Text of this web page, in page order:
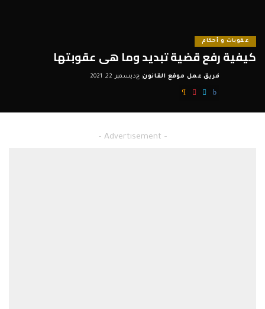
عقوبات و أحكام
كيفية رفع قضية تبديد وما هى عقوبتها
Posted
by
فريق عمل موقع القانون ديسمبر 22, 2021
– Advertisement –